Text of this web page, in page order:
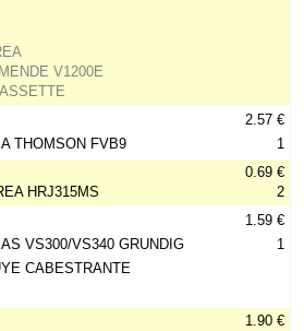
V1200E
THOMSON FVB9
2.57 €
1
HRJ315MS
0.69 €
2
VS300/VS340 GRUNDIG
CABESTRANTE
1.59 €
1
1.90 €